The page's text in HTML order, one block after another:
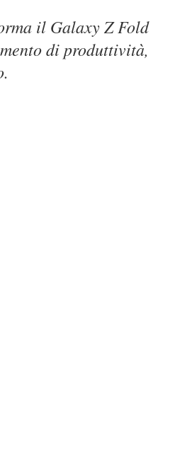
il Galaxy Z Fold
di produttività,